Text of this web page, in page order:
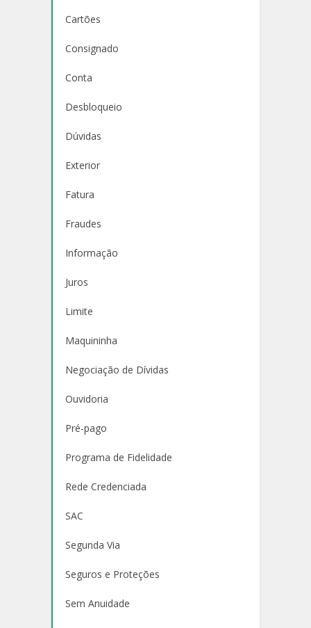
Cartões
Consignado
Conta
Desbloqueio
Dúvidas
Exterior
Fatura
Fraudes
Informação
Juros
Limite
Maquininha
Negociação de Dívidas
Ouvidoria
Pré-pago
Programa de Fidelidade
Rede Credenciada
SAC
Segunda Via
Seguros e Proteções
Sem Anuidade